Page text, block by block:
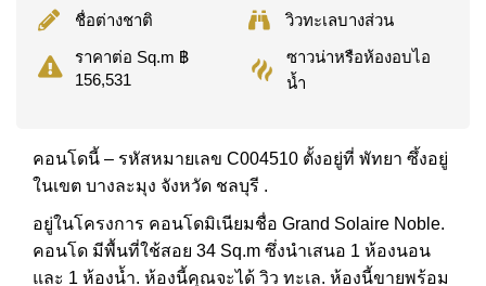
ชื่อต่างชาติ
วิวทะเลบางส่วน
ราคาต่อ Sq.m ฿
156,531
ซาวน่าหรือห้องอบไอ
น้ำ
คอนโดนี้ – รหัสหมายเลข C004510 ตั้งอยู่ที่ พัทยา ซึ้งอยู่
ในเขต บางละมุง จังหวัด ชลบุรี .
อยู่ในโครงการ คอนโดมิเนียมชื่อ Grand Solaire Noble.
คอนโด มีพื้นที่ใช้สอย 34 Sq.m ซึ่งนำเสนอ 1 ห้องนอน
และ 1 ห้องน้ำ. ห้องนี้คุณจะได้ วิว ทะเล. ห้องนี้ขายพร้อม